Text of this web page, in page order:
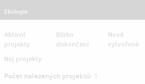
Ekologie
Aktivní
projekty
Blízko
dokončení
Nově
vytvořené
Nej projekty
Počet nalezených projektů: 1